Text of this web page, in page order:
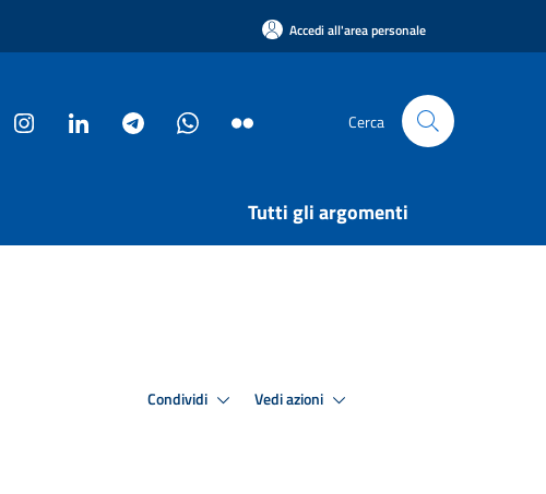
Accedi all'area personale
Cerca
Tutti gli argomenti
Condividi Vedi azioni